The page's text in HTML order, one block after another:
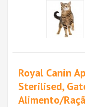
Royal Canin
Sterilised,
Alimento/